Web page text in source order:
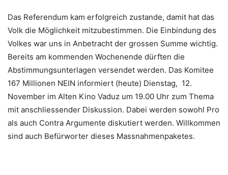
Das Referendum kam erfolgreich zustande, damit hat das
Volk die Möglichkeit mitzubestimmen. Die Einbindung des
Volkes war uns in Anbetracht der grossen Summe wichtig.
Bereits am kommenden Wochenende dürften die
Abstimmungsunterlagen versendet werden. Das Komitee
167 Millionen NEIN informiert (heute) Dienstag, 12.
November im Alten Kino Vaduz um 19.00 Uhr zum Thema
mit anschliessender Diskussion. Dabei werden sowohl Pro
als auch Contra Argumente diskutiert werden. Willkommen
sind auch Befürworter dieses Massnahmenpaketes.